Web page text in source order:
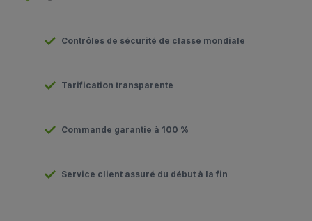
Contrôles de sécurité de classe mondiale
Tarification transparente
Commande garantie à 100 %
Service client assuré du début à la fin